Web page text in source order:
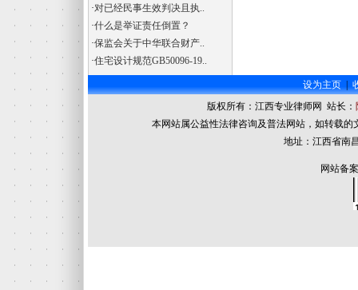
·对已经民事生效判决且执..
·什么是举证责任倒置？
·保监会关于中华联合财产..
·住宅设计规范GB50096-19..
设为主页
版权所有：江西专业律师网 站长：
本网站属公益性法律咨询及普法网站，如转载
地址：江西省南
网站备